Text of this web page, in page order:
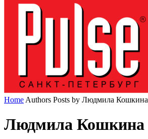
Home Authors Posts by Людмила Кошкина
Людмила Кошкина